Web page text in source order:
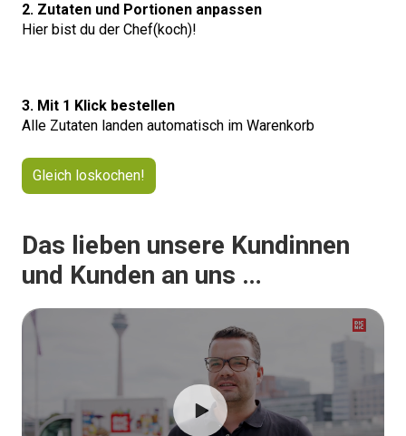
2. Zutaten und Portionen anpassen
Hier bist du der Chef(koch)!
3. Mit 1 Klick bestellen
Alle Zutaten landen automatisch im Warenkorb
Gleich loskochen!
Das lieben unsere Kundinnen
und Kunden an uns …